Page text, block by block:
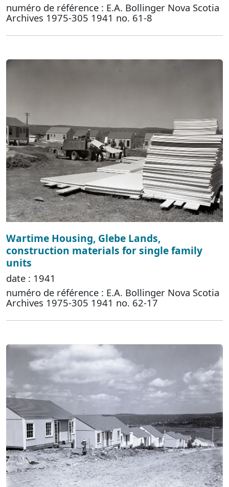
numéro de référence : E.A. Bollinger Nova Scotia
Archives 1975-305 1941 no. 61-8
Wartime Housing, Glebe Lands,
construction materials for single family
units
date : 1941
numéro de référence : E.A. Bollinger Nova Scotia
Archives 1975-305 1941 no. 62-17